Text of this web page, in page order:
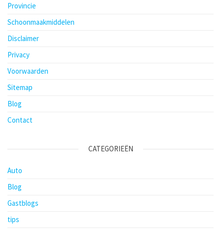
Provincie
Schoonmaakmiddelen
Disclaimer
Privacy
Voorwaarden
Sitemap
Blog
Contact
CATEGORIEËN
Auto
Blog
Gastblogs
tips